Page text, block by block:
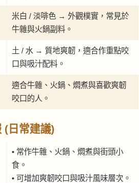
米白 / 淡啡色 → 外觀樸實，常見於
牛雜與火鍋副料。
土 / 水 → 質地爽韌，適合作重點咬
口與吸汁配料。
適合牛雜、火鍋、燜煮與喜歡爽韌
咬口的人。
日常建議)
• 常作牛雜、火鍋、燜煮與街頭小
食。
• 可增加爽韌咬口與吸汁風味層次。